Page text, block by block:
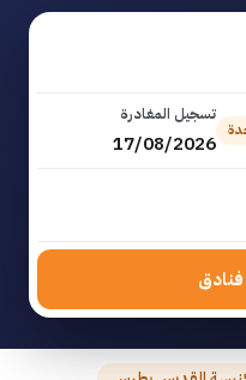
تسجيل المغادرة
17/08/2026